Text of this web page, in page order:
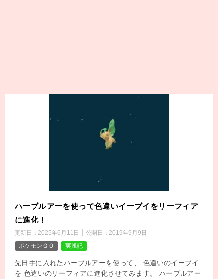
ハーブルアーを使って色違いイーブイをリーフィア
に進化！
更新日： 2025年6月11日 公開日： 2019年9月9日
ポケモンＧＯ
実践記
先日手に入れたハーブルアーを使って、 色違いのイーブイ
を 色違いのリーフィアに進化させてみます。 ハーブルアー